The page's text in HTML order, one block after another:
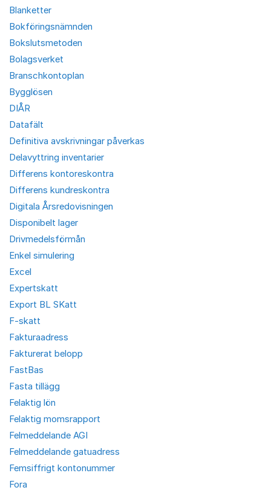
Blanketter
Bokföringsnämnden
Bokslutsmetoden
Bolagsverket
Branschkontoplan
Bygglösen
DIÅR
Datafält
Definitiva avskrivningar påverkas
Delavyttring inventarier
Differens kontoreskontra
Differens kundreskontra
Digitala Årsredovisningen
Disponibelt lager
Drivmedelsförmån
Enkel simulering
Excel
Expertskatt
Export BL SKatt
F-skatt
Fakturaadress
Fakturerat belopp
FastBas
Fasta tillägg
Felaktig lön
Felaktig momsrapport
Felmeddelande AGI
Felmeddelande gatuadress
Femsiffrigt kontonummer
Fora